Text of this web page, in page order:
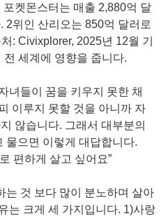
켓몬스터는 매출 2,880억 달
2위인 산리오는 850억 달러로
: Civixplorer, 2025년 12월 기
세계에 영향을 줍니다.
녀들이 꿈을 키우지 못한 채
이루지 못할 것을 아니까 자
않습니다. 그래서 대부분의
물으면 이렇게 대답합니다.
편하게 살고 싶어요”
는 것 보다 많이 분노하며 살아
는 크게 세 가지입니다. 1)사랑